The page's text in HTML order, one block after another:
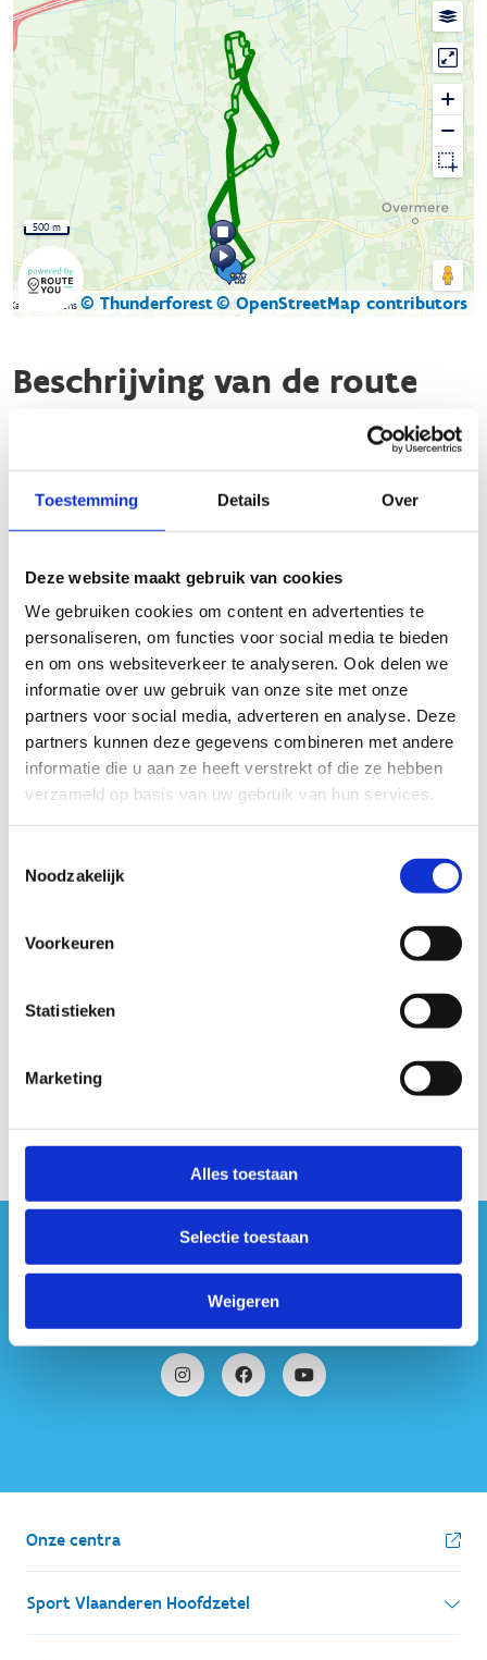
Toestemming Details Over
Deze website maakt gebruik van cookies
We gebruiken cookies om content en advertenties te
personaliseren, om functies voor social media te bieden
en om ons websiteverkeer te analyseren. Ook delen we
informatie over uw gebruik van onze site met onze
partners voor social media, adverteren en analyse. Deze
partners kunnen deze gegevens combineren met andere
informatie die u aan ze heeft verstrekt of die ze hebben
verzameld op basis van uw gebruik van hun services.
Noodzakelijk
Voorkeuren
Statistieken
Marketing
Alles toestaan
Selectie toestaan
Weigeren
Kaartgegevens © Thunderforest© OpenStreetMap contributors
500 m
Beschrijving van de route
De looproute Kalken start aan het sportcomplex Kruisen-
Kouter, gelegen aan de Kouterstraat 4A in Kalken (Laarne).
Deze route bestaat uit drie verschillende looplussen en voert
De blauwe lus: 7 km
De rode lus: 9,1 km
Daar het 3 afzonderlijke lussen zijn, kan je ze ook
combineren, waarbij je op een mooie afstand komt van een
halve marathon.
Kenmerken:
Beloopbaarheid tijdens nattere perioden : moeilijk
beloopbaar
Moeilijkheidsgraad: gemiddeld
#sportersbelevenmeer
ook op sociale media
Onze centra
Sport Vlaanderen Hoofdzetel